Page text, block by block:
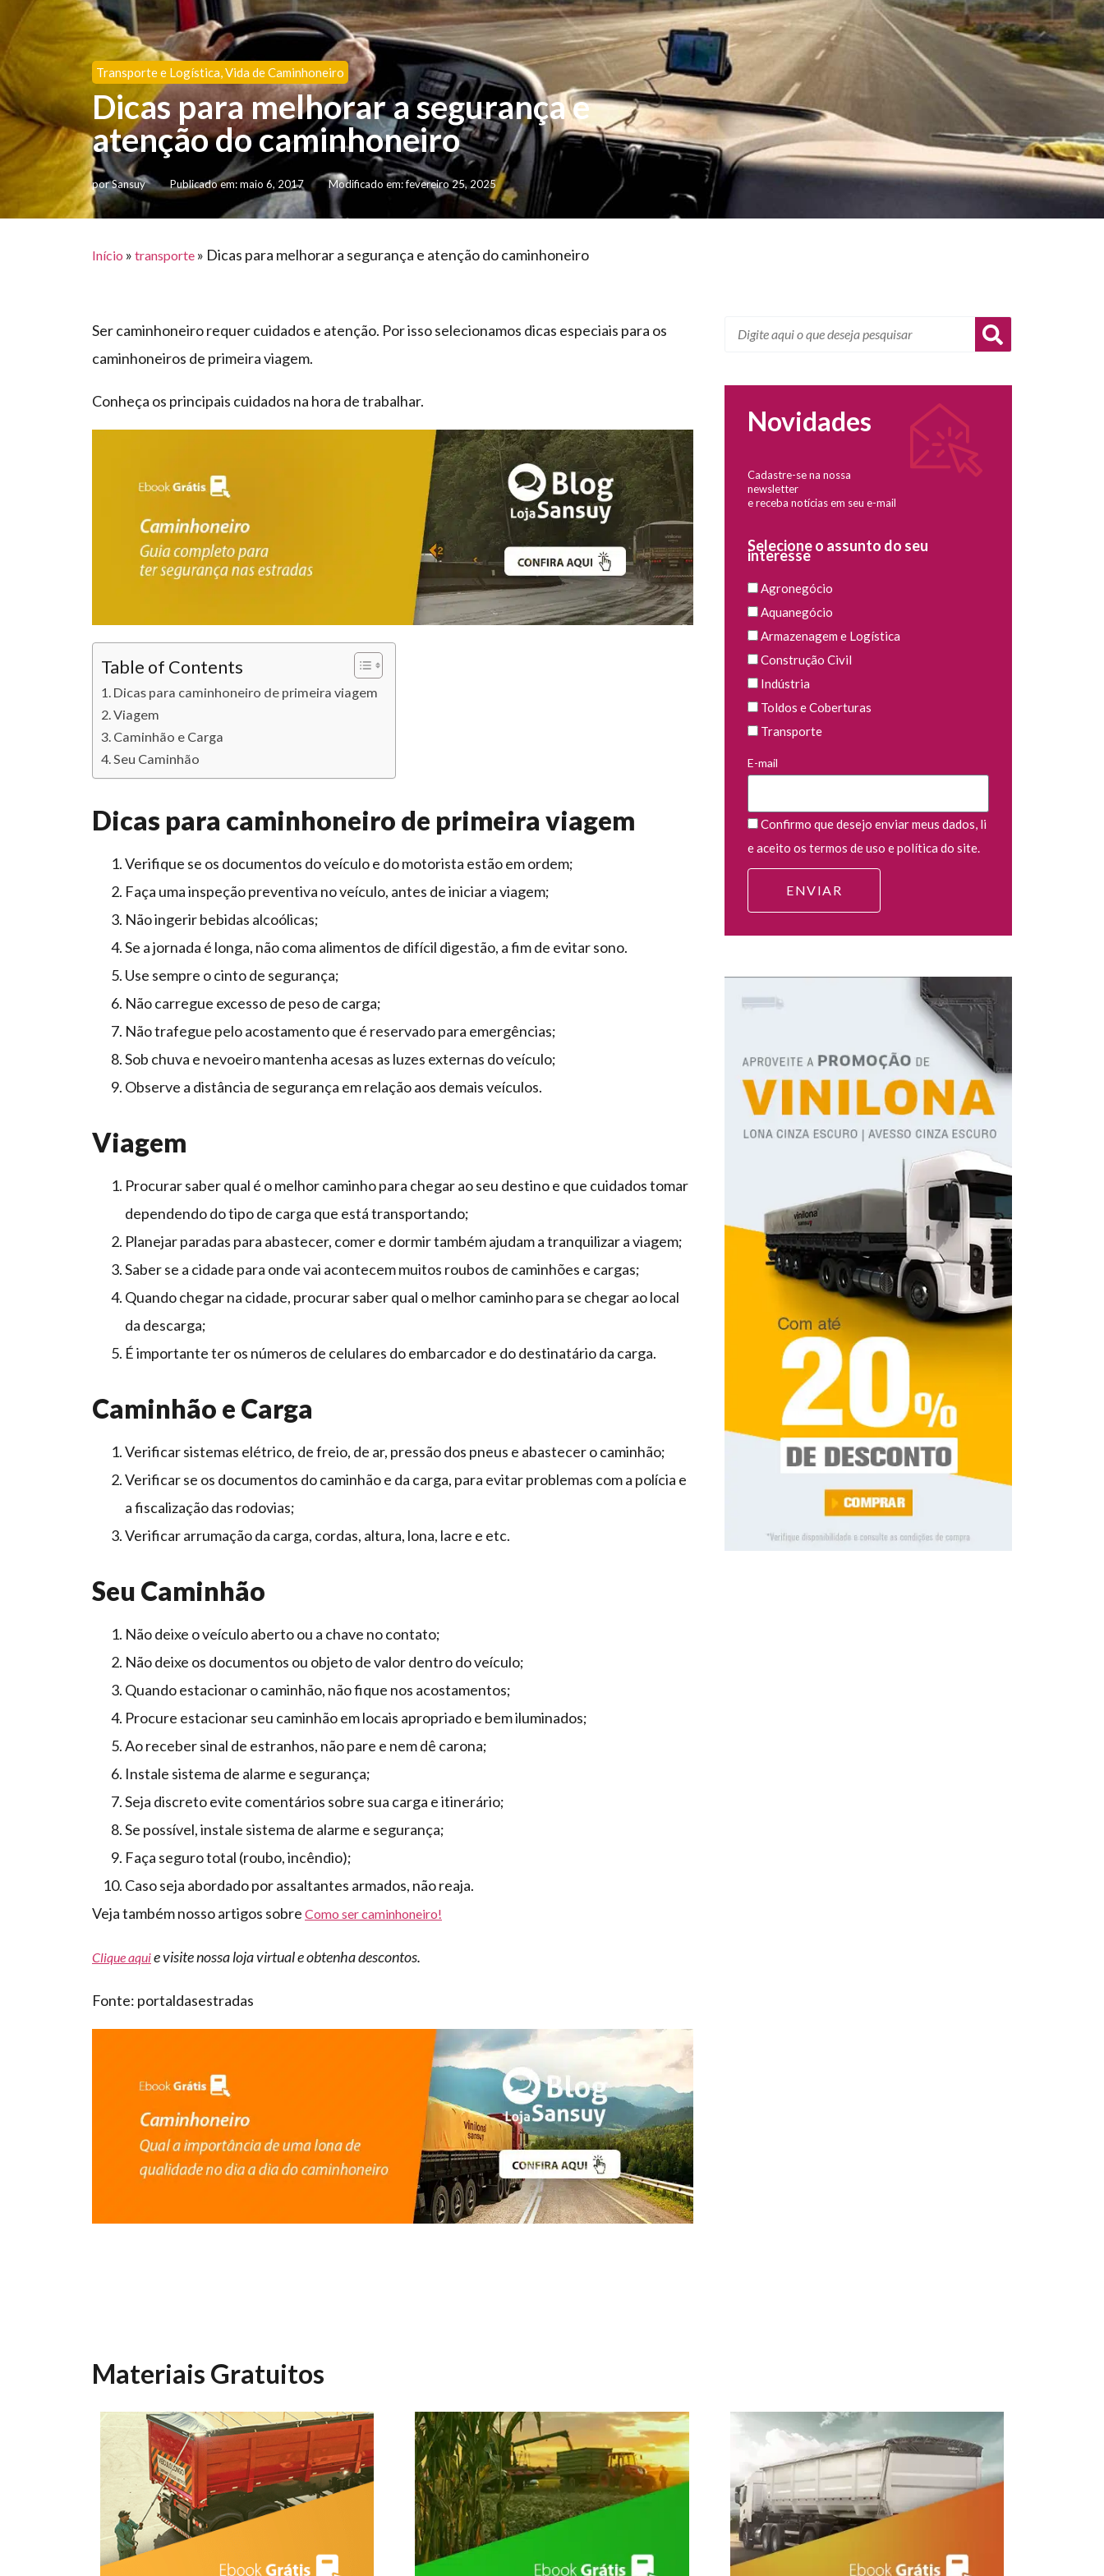
Transporte e Logística,Vida de Caminhoneiro
Dicas para melhorar a segurança e
atenção do caminhoneiro
porSansuy Publicado em:maio 6, 2017 Modificado em: fevereiro 25, 2025
Início » transporte » Dicas para melhorar a segurança e atenção do caminhoneiro
Ser caminhoneiro requer cuidados e atenção. Por isso selecionamos dicas especiais para os
caminhoneiros de primeira viagem.
Conheça os principais cuidados na hora de trabalhar.
Table of Contents
Dicas para caminhoneiro de primeira viagem
Viagem
Caminhão e Carga
Seu Caminhão
Dicas para caminhoneiro de primeira viagem
Verifique se os documentos do veículo e do motorista estão em ordem;
Faça uma inspeção preventiva no veículo, antes de iniciar a viagem;
Não ingerir bebidas alcoólicas;
Se a jornada é longa, não coma alimentos de difícil digestão, a fim de evitar sono.
Use sempre o cinto de segurança;
Não carregue excesso de peso de carga;
Não trafegue pelo acostamento que é reservado para emergências;
Sob chuva e nevoeiro mantenha acesas as luzes externas do veículo;
Observe a distância de segurança em relação aos demais veículos.
Viagem
Procurar saber qual é o melhor caminho para chegar ao seu destino e que cuidados tomar
dependendo do tipo de carga que está transportando;
Planejar paradas para abastecer, comer e dormir também ajudam a tranquilizar a viagem;
Saber se a cidade para onde vai acontecem muitos roubos de caminhões e cargas;
Quando chegar na cidade, procurar saber qual o melhor caminho para se chegar ao local
da descarga;
É importante ter os números de celulares do embarcador e do destinatário da carga.
Caminhão e Carga
Verificar sistemas elétrico, de freio, de ar, pressão dos pneus e abastecer o caminhão;
Verificar se os documentos do caminhão e da carga, para evitar problemas com a polícia e
a fiscalização das rodovias;
Verificar arrumação da carga, cordas, altura, lona, lacre e etc.
Seu Caminhão
Não deixe o veículo aberto ou a chave no contato;
Não deixe os documentos ou objeto de valor dentro do veículo;
Quando estacionar o caminhão, não fique nos acostamentos;
Procure estacionar seu caminhão em locais apropriado e bem iluminados;
Ao receber sinal de estranhos, não pare e nem dê carona;
Instale sistema de alarme e segurança;
Seja discreto evite comentários sobre sua carga e itinerário;
Se possível, instale sistema de alarme e segurança;
Faça seguro total (roubo, incêndio);
Caso seja abordado por assaltantes armados, não reaja.
Veja também nosso artigos sobre Como ser caminhoneiro!
Clique aquie visite nossa loja virtual e obtenha descontos.
Fonte: portaldasestradas
Novidades
Cadastre-se na nossa
newsletter
e receba notícias em seu e-mail
Selecione o assunto do seu
interesse
Agronegócio
Aquanegócio
Armazenagem e Logística
Construção Civil
Indústria
Toldos e Coberturas
Transporte
E-mail
Confirmo que desejo enviar meus dados, li
e aceito os termos de uso e política do site.
Materiais Gratuitos